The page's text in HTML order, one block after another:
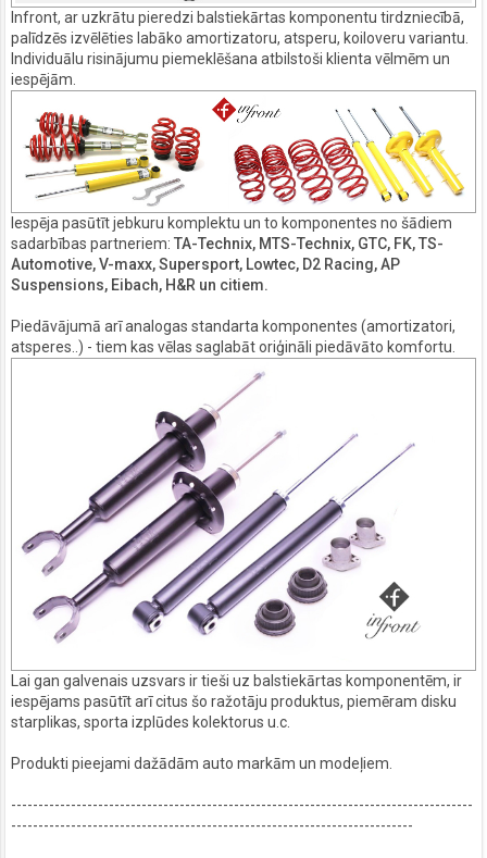
Infront, ar uzkrātu pieredzi balstiekārtas komponentu tirdzniecībā,
palīdzēs izvēlēties labāko amortizatoru, atsperu, koiloveru variantu.
Individuālu risinājumu piemeklēšana atbilstoši klienta vēlmēm un
iespējām.
Iespēja pasūtīt jebkuru komplektu un to komponentes no šādiem
sadarbības partneriem: TA-Technix, MTS-Technix, GTC, FK, TS-
Automotive, V-maxx, Supersport, Lowtec, D2 Racing, AP
Suspensions, Eibach, H&R un citiem.
Piedāvājumā arī analogas standarta komponentes (amortizatori,
atsperes..) - tiem kas vēlas saglabāt oriģināli piedāvāto komfortu.
Lai gan galvenais uzsvars ir tieši uz balstiekārtas komponentēm, ir
iespējams pasūtīt arī citus šo ražotāju produktus, piemēram disku
starplikas, sporta izplūdes kolektorus u.c.
Produkti pieejami dažādām auto markām un modeļiem.
-------------------------------------------------------------------------------------
--------------------------------------------------------------------------